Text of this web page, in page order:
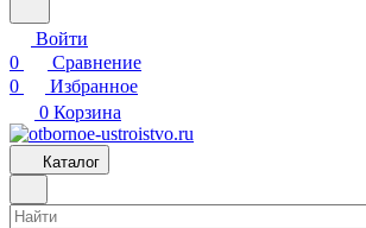
Войти
0
Сравнение
0
Избранное
0 Корзина
Каталог